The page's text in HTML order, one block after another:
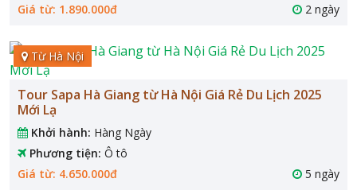
Giá từ: 1.890.000đ
2 ngày
Từ Hà Nội
Tour Sapa Hà Giang từ Hà Nội Giá Rẻ Du Lịch 2025
Mới Lạ
Khởi hành: Hàng Ngày
Phương tiện: Ô tô
Giá từ: 4.650.000đ
5 ngày